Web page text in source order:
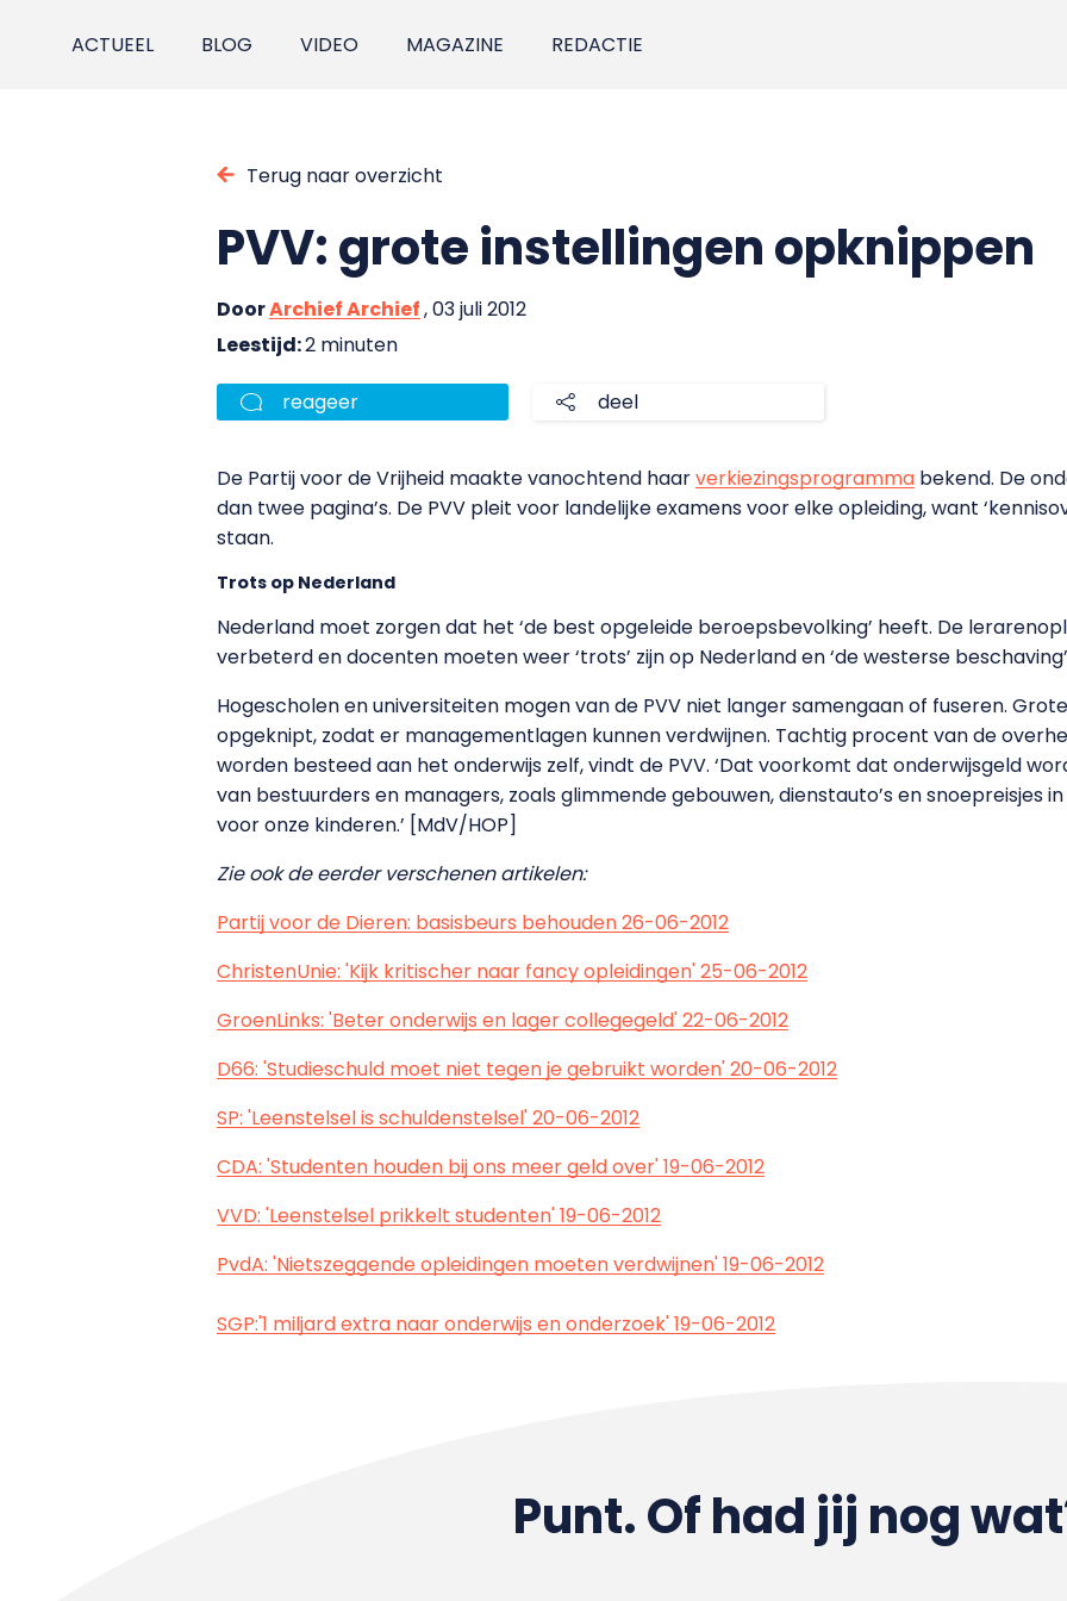
ACTUEEL BLOG VIDEO MAGAZINE REDACTIE
Terug naar overzicht
PVV: grote instellingen opknippen
DoorArchief Archief, 03 juli 2012
Leestijd:2 minuten
reageer deel
De Partij voor de Vrijheid maakte vanochtend haarverkiezingsprogramma bekend. De
dan twee pagina’s. De PVV pleit voor landelijke examens voor elke opleiding, want
staan.
Trots op Nederland
Nederland moet zorgen dat het ‘de best opgeleide beroepsbevolking’ heeft. De
verbeterd en docenten moeten weer ‘trots’ zijn op Nederland en ‘de westerse
Hogescholen en universiteiten mogen van de PVV niet langer samengaan of fuseren.
opgeknipt, zodat er managementlagen kunnen verdwijnen. Tachtig procent van de
worden besteed aan het onderwijs zelf, vindt de PVV. ‘Dat voorkomt dat onderwijsgeld
van bestuurders en managers, zoals glimmende gebouwen, dienstauto’s en snoepreisjes
voor onze kinderen.’ [MdV/HOP]
Zie ook de eerder verschenen artikelen:
Partij voor de Dieren: basisbeurs behouden 26-06-2012
ChristenUnie: 'Kijk kritischer naar fancy opleidingen' 25-06-2012
GroenLinks: 'Beter onderwijs en lager collegegeld' 22-06-2012
D66: 'Studieschuld moet niet tegen je gebruikt worden' 20-06-2012
SP: 'Leenstelsel is schuldenstelsel' 20-06-2012
CDA: 'Studenten houden bij ons meer geld over' 19-06-2012
VVD: 'Leenstelsel prikkelt studenten' 19-06-2012
PvdA: 'Nietszeggende opleidingen moeten verdwijnen' 19-06-2012
SGP:'1 miljard extra naar onderwijs en onderzoek' 19-06-2012
Punt. Of had jij nog